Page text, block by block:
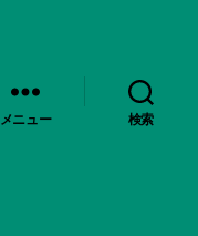
メニュー 検索